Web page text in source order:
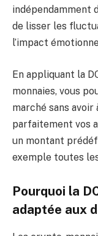
indépendamment
de lisser les
l’impact
En appliquant la
monnaies, vous
marché sans
parfaitement vos
un montant
exemple toutes
Pourquoi la
adaptée aux